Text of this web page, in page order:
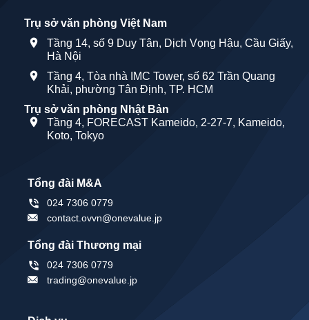
Trụ sở văn phòng Việt Nam
Tầng 14, số 9 Duy Tân, Dịch Vọng Hậu, Cầu Giấy,
Hà Nội
Tầng 4, Tòa nhà IMC Tower, số 62 Trần Quang
Khải, phường Tân Định, TP. HCM
Trụ sở văn phòng Nhật Bản
Tầng 4, FORECAST Kameido, 2-27-7, Kameido,
Koto, Tokyo
Tổng đài M&A
024 7306 0779
contact.ovvn@onevalue.jp
Tổng đài Thương mại
024 7306 0779
trading@onevalue.jp